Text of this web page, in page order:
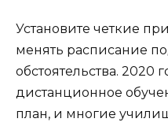
Установите четкие
менять расписание
обстоятельства. 2020
дистанционное
план, и многие